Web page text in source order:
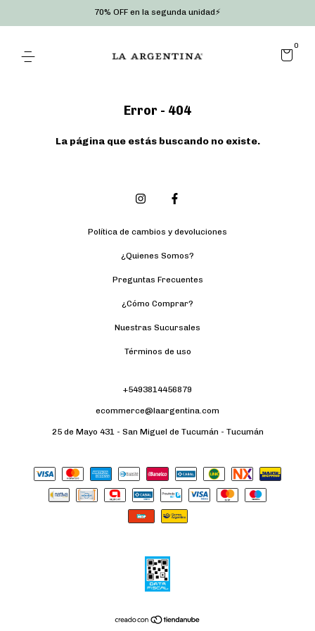
70% OFF en la segunda unidad⚡
0
Error - 404
La página que estás buscando no existe.
Política de cambios y devoluciones
¿Quienes Somos?
Preguntas Frecuentes
¿Cómo Comprar?
Nuestras Sucursales
Términos de uso
+5493814456879
ecommerce@laargentina.com
25 de Mayo 431 - San Miguel de Tucumán - Tucumán